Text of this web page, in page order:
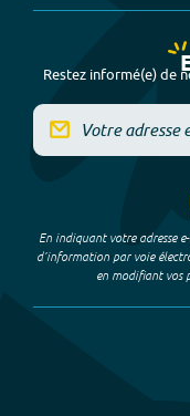
Restez informé(e) de
En indiquant votre adresse
d’information par voie
en modifiant vos